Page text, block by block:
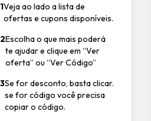
1Veja ao lado a lista de
ofertas e cupons disponíveis.
2Escolha o que mais poderá
te ajudar e clique em “Ver
oferta” ou “Ver Código”
3Se for desconto, basta clicar.
se for código você precisa
copiar o código.